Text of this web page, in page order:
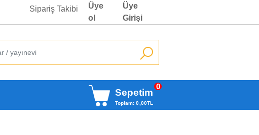
Sipariş Takibi
Üye
ol
Üye
Girişi
Sepetim
Toplam: 0 ,00TL
0